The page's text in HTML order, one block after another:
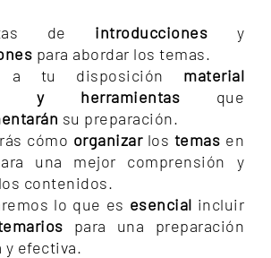
de introducciones y
para abordar los temas.
a tu disposición material
y herramientas que
su preparación.
cómo organizar los temas en
una mejor comprensión y
contenidos.
lo que es esencial incluir
para una preparación
y efectiva.